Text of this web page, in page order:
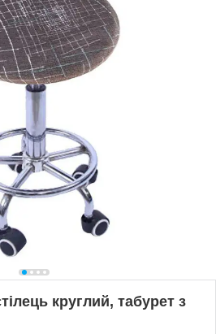
круглий, табурет з